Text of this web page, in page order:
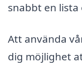
snabbt en
Att använda
dig möjlighet